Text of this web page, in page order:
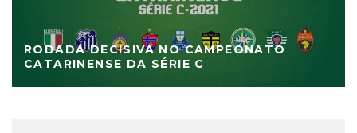
RODADA DECISIVA NO CAMPEONATO
CATARINENSE DA SÉRIE C